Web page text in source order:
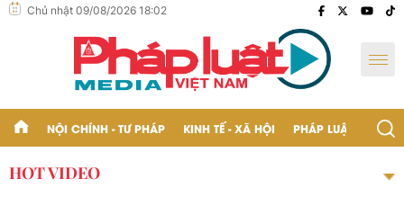
Chủ nhật 09/08/2026 18:02
NỘI CHÍNH - TƯ PHÁP KINH TẾ - XÃ HỘI PHÁP LUẬT - BẠN
HOT VIDEO